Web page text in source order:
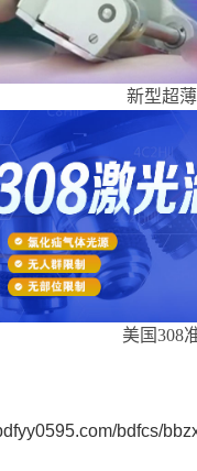
新型超
美国308
bdfcs/